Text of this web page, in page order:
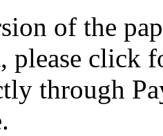
of the
please click
through